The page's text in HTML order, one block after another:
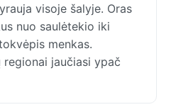
visoje šalyje. Oras
nuo saulėtekio iki
menkas.
jaučiasi ypač